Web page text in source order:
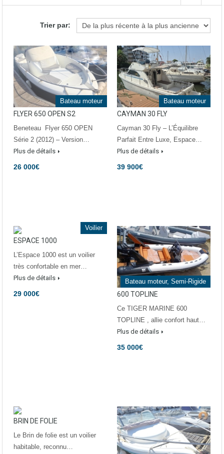
Trier par:
Bateau moteur
FLYER 650 OPEN S2
Beneteau Flyer 650 OPEN
Série 2 (2012) – Version…
Plus de détails
26 000€
Bateau moteur
CAYMAN 30 FLY
Cayman 30 Fly – L’Équilibre
Parfait Entre Luxe, Espace…
Plus de détails
39 900€
Voilier
ESPACE 1000
L’Espace 1000 est un voilier
très confortable en mer…
Plus de détails
29 000€
Bateau moteur, Semi-Rigide
600 TOPLINE
Ce TIGER MARINE 600
TOPLINE , allie confort haut…
Plus de détails
35 000€
BRIN DE FOLIE
Le Brin de folie est un voilier
habitable, reconnu…